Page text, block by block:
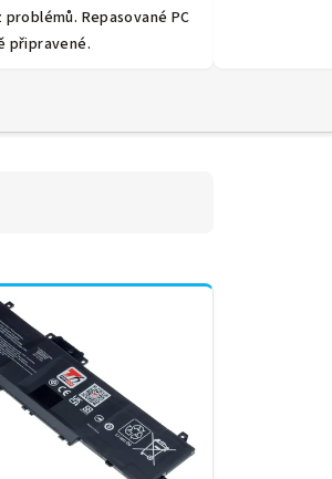
problémů. Repasované PC
připravené.